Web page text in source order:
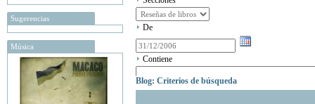
Sugerencias
Música
De
Contiene
Blog: Criterios de búsqueda